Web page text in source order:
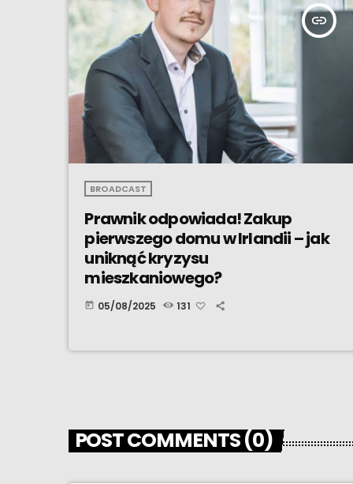
insert_link
BROADCAST
Prawnik odpowiada! Zakup
pierwszego domu w Irlandii – jak
uniknąć kryzysu
mieszkaniowego?
today 05/08/2025 131
POST COMMENTS (0)